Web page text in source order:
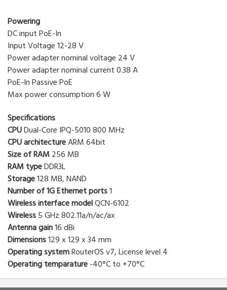
Powering
DC input PoE-In
Input Voltage 12-28 V
Power adapter nominal voltage 24 V
Power adapter nominal current 0.38 A
PoE-In Passive PoE
Max power consumption 6 W
Specifications
CPUDual-Core IPQ-5010 800 MHz
CPU architectureARM 64bit
Size of RAM256 MB
RAM typeDDR3L
Storage128 MB, NAND
Number of 1G Ethernet ports1
Wireless interface modelQCN-6102
Wireless5 GHz 802.11a/n/ac/ax
Antenna gain16 dBi
Dimensions129 x 129 x 34 mm
Operating systemRouterOS v7, License level 4
Operating temparature-40°C to +70°C